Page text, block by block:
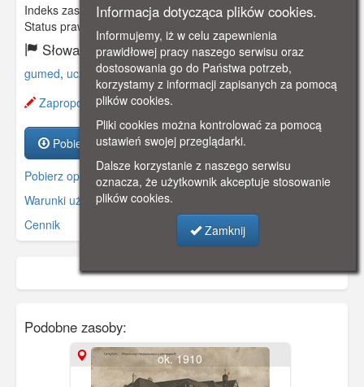
Indeks zasobu:GSP01586
Status prawny:
Użycie Niekomercyjne
Słowa kluczowe:
gumed, uczelnia,aniołki,
Zaproponuj zmianę opisu.
Pobierz zasób
Pobierz opis
Warunki używania zasobów.
Cennik
Podobne zasoby:
ok. 1910
Informacja dotycząca plików cookies.
Informujemy, iż w celu zapewnienia
prawidłowej pracy naszego serwisu oraz
dostosowania go do Państwa potrzeb,
korzystamy z informacji zapisanych za pomocą
plików cookies.
Pliki cookies można kontrolować za pomocą
ustawień swojej przeglądarki.
Dalsze korzystanie z naszego serwisu
oznacza, że użytkownik akceptuje stosowanie
plików cookies.
Zamknij